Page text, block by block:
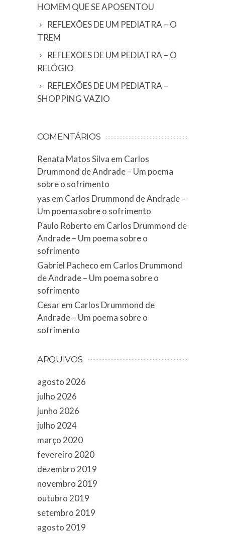
HOMEM QUE SE APOSENTOU
REFLEXÕES DE UM PEDIATRA – O
TREM
REFLEXÕES DE UM PEDIATRA – O
RELÓGIO
REFLEXÕES DE UM PEDIATRA –
SHOPPING VAZIO
COMENTÁRIOS
Renata Matos Silva em Carlos
Drummond de Andrade – Um poema
sobre o sofrimento
yas em Carlos Drummond de Andrade –
Um poema sobre o sofrimento
Paulo Roberto em Carlos Drummond de
Andrade – Um poema sobre o
sofrimento
Gabriel Pacheco em Carlos Drummond
de Andrade – Um poema sobre o
sofrimento
Cesarem Carlos Drummond de
Andrade – Um poema sobre o
sofrimento
ARQUIVOS
agosto 2026
julho 2026
junho 2026
julho 2024
março 2020
fevereiro 2020
dezembro 2019
novembro 2019
outubro 2019
setembro 2019
agosto 2019